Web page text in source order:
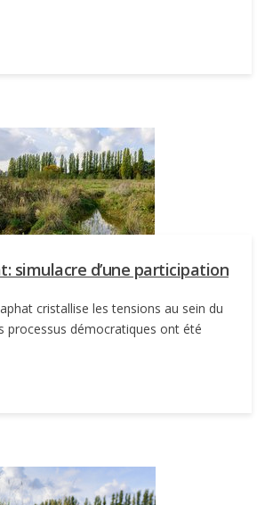
simulacre d’une participation
cristallise les tensions au sein du
processus démocratiques ont été